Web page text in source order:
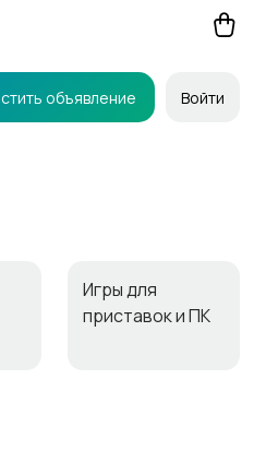
объявление Войти
Игры для
приставок и ПК